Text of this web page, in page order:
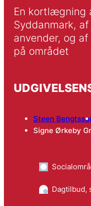
En kortlægning
Syddanmark,
anvender, og
på området
Steen
Signe Ørkeby
Dagtilbud,